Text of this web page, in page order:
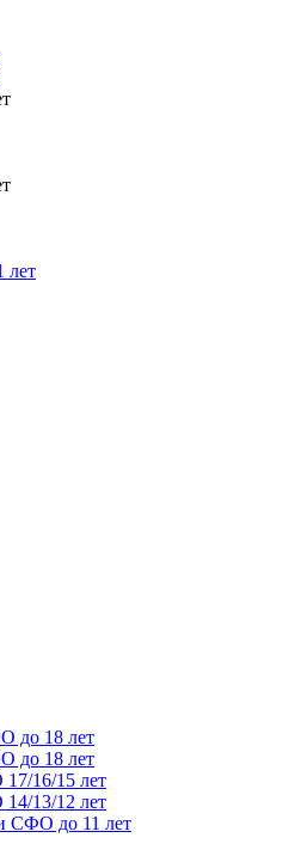
лет
до 18 лет
до 18 лет
16/15 лет
13/12 лет
СФО до 11 лет